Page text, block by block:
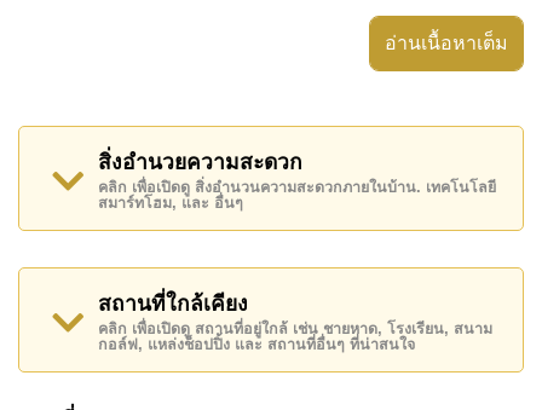
อสังหาริมทรัพย์นี้สามารถใช้ สระว่ายน้ำ ส่วนกลาง ได้
ฟิสเนส, รปภ.24ชม.
สถานที่สำคัญใกล้ Nova Atrium ได้แก่: เดินทางไป
ชายหาดได้ง่าย, ไกล้เคียงรถประจำทาง , อาร์ท อิน
พาราไดซ์, ถนนคนเดิน , , รพ.กรุงเทพพัทยา, โรงพยาบาล
บางละมุง
อสังหาริมทรัพย์นี้มีไว้สำหรับขายในราคา ฿ 3,700,000
บาท คิดเป็น ฿ 48,595 บาทต่อตารางเมตร
อ่านเนื้อหาเต็ม
สิ่งอำนวยความสะดวก
คลิก เพื่อเปิดดู สิ่งอำนวนความสะดวกภายในบ้าน. เทคโนโลยี
สมาร์ทโฮม, และ อื่นๆ
สถานที่ใกล้เคียง
คลิก เพื่อเปิดดู สถานที่อยู่ใกล้ เช่น ชายหาด, โรงเรียน, สนาม
กอล์ฟ, แหล่งช็อปปิ้ง และ สถานที่อื่นๆ ที่น่าสนใจ